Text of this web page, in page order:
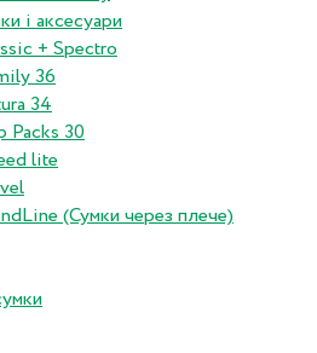
і аксесуари
+ Spectro
36
34
Packs 30
lite
(Сумки через плече)